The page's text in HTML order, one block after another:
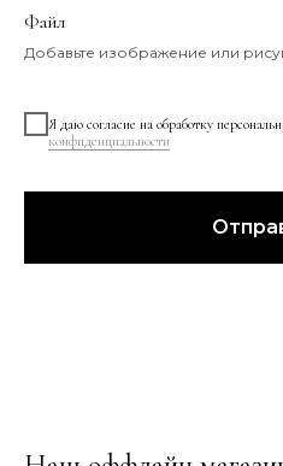
Файл
Добавьте изображение или
Я даю согласие на обработку
конфиденциальности